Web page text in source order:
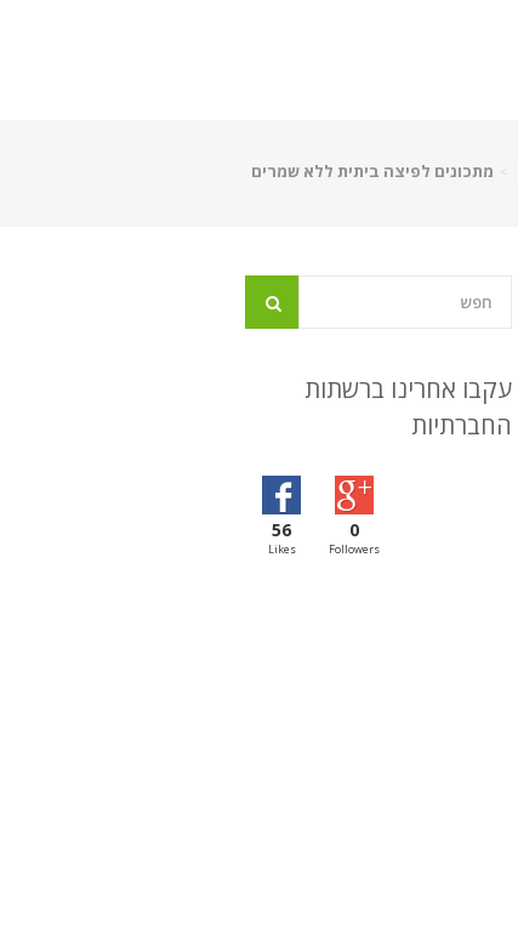
מתכונים לפיצה ביתית ללא שמרים
עקבו אחרינו ברשתות
החברתיות
56
Likes
0
Followers